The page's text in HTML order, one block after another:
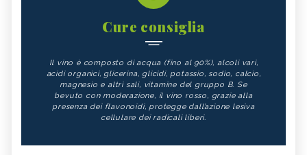
Cure consiglia
Il vino è composto di acqua (fino al 90%), alcoli vari,
acidi organici, glicerina, glicidi, potassio, sodio, calcio,
magnesio e altri sali, vitamine del gruppo B. Se
bevuto con moderazione, il vino rosso, grazie alla
presenza dei flavonoidi, protegge dall’azione lesiva
cellulare dei radicali liberi.